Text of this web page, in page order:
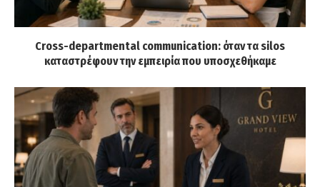
Cross-departmental communication: όταν τα silos
καταστρέφουν την εμπειρία που υποσχεθήκαμε